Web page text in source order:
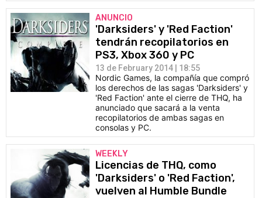
ANUNCIO
'Darksiders' y 'Red Faction'
tendrán recopilatorios en
PS3, Xbox 360 y PC
13 de February 2014 | 18:55
Nordic Games, la compañía que compró
los derechos de las sagas 'Darksiders' y
'Red Faction' ante el cierre de THQ, ha
anunciado que sacará a la venta
recopilatorios de ambas sagas en
consolas y PC.
WEEKLY
Licencias de THQ, como
'Darksiders' o 'Red Faction',
vuelven al Humble Bundle